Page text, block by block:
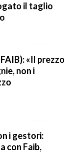
il taglio
«Il prezzo
non i
i gestori:
con Faib,